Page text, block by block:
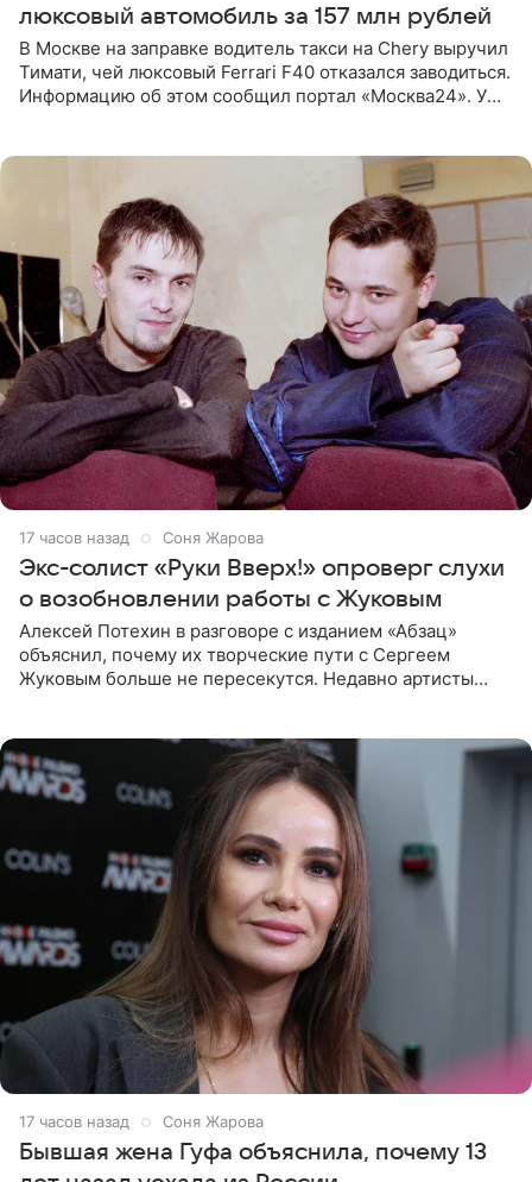
люксовый автомобиль за 157 млн рублей
В Москве на заправке водитель такси на Chery выручил
Тимати, чей люксовый Ferrari F40 отказался заводиться.
Информацию об этом сообщил портал «Москва24». У
17 часов назад Соня Жарова
Экс-солист «Руки Вверх!» опроверг слухи
о возобновлении работы с Жуковым
Алексей Потехин в разговоре с изданием «Абзац»
объяснил, почему их творческие пути с Сергеем
Жуковым больше не пересекутся. Недавно артисты
17 часов назад Соня Жарова
Бывшая жена Гуфа объяснила, почему 13